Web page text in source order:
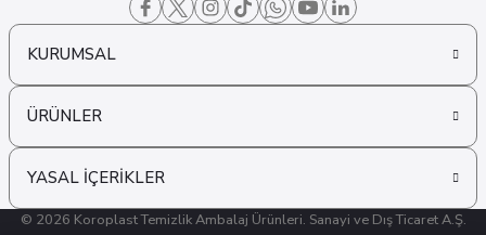
KURUMSAL
ÜRÜNLER
YASAL İÇERİKLER
© 2026 Koroplast Temizlik Ambalaj Ürünleri. Sanayi ve Dış Ticaret A.Ş.